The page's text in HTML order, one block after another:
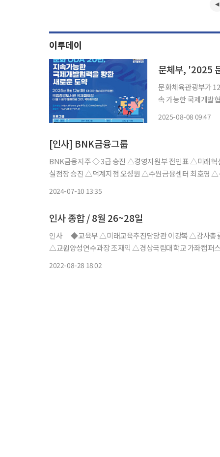
이투데이
문체부, '2025
문화체육관광부가
속 가능한 국제개발협력
2025-08-08 09:47
[인사] BNK금융그룹
BNK금융지주 ◇ 3급 승진 △경영지원부 전인표 △미래혁신부 김태우 △브랜드전략부 정타 △전략기획부 김성용 부산은행 ◇ 부
실점장 승진 △덕계지점 오성원 △수원금융센터 최호영 △신평동금융센터 이용규 △양산금융센터 배세룡 △울산금융센터 이학
2024-07-10 13:35
인사 종합 / 8월 26~28일
인사 ◆교육부 △미래교육추진담당관 이강복 △감사총괄담당관 김영진 △국립대학정책과장 윤소영 △교원정책과장 최보영
△교원양성연수과장 조재익 △경상국립대학교 가좌캠퍼
2022-08-28 18:02